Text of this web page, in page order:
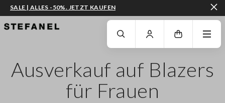
ZUM HAUPTINHALT SPRINGEN GEHEN SIE ZUM ENDE DER SEITE
SALE | ALLES -50%. JETZT KAUFEN
Ausverkauf auf Blazers
für Frauen